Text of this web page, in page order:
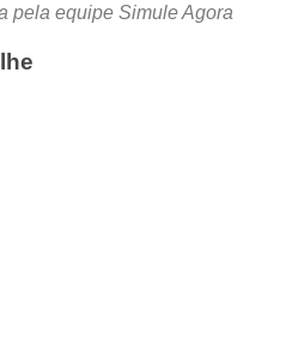
pela equipe Simule Agora